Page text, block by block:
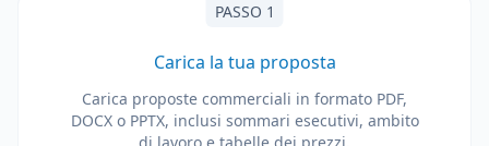
PASSO 1
Carica la tua proposta
Carica proposte commerciali in formato PDF,
DOCX o PPTX, inclusi sommari esecutivi, ambito